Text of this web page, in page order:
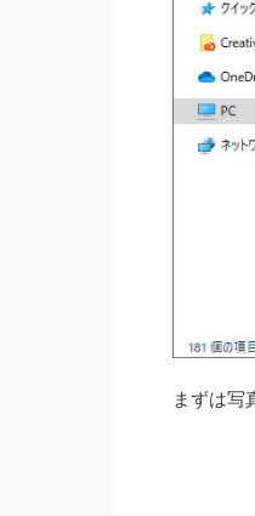
まずは写